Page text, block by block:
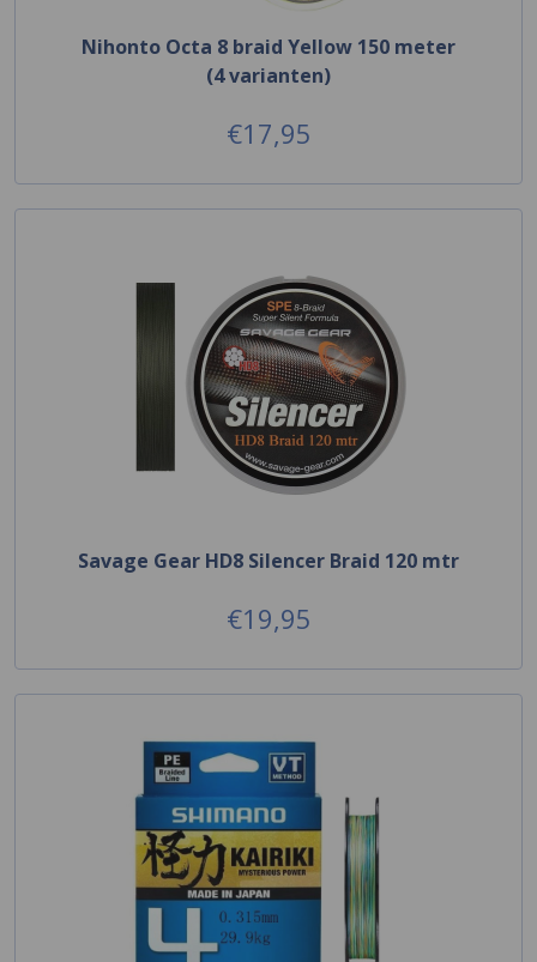
Nihonto Octa 8 braid Yellow 150 meter
(4 varianten)
€17,95
Savage Gear HD8 Silencer Braid 120 mtr
€19,95